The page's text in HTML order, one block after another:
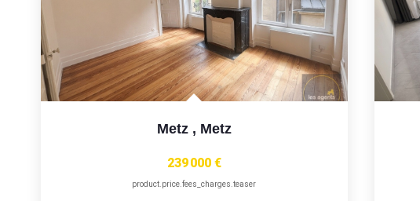
Metz , Metz
239 000 €
product.price.fees_charges.teaser